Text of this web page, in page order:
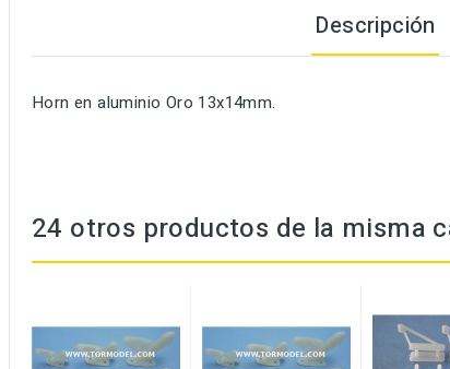
Descripción
Horn en aluminio Oro 13x14mm.
24 otros productos de la misma